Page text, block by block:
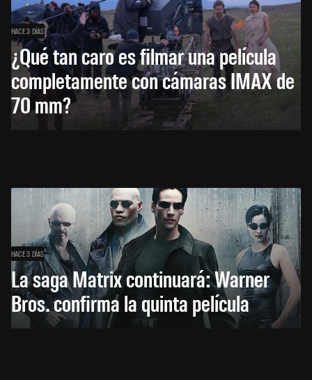
HACE 3 DÍAS
¿Qué tan caro es filmar una película
completamente con cámaras IMAX de
70 mm?
HACE 3 DÍAS
La saga Matrix continuará: Warner
Bros. confirma la quinta película